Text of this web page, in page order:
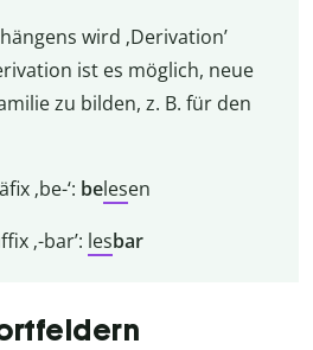
wird ‚Derivation’
ist es möglich, neue
zu bilden, z. B. für den
‚be-‘: belesen
‚-bar’: lesbar